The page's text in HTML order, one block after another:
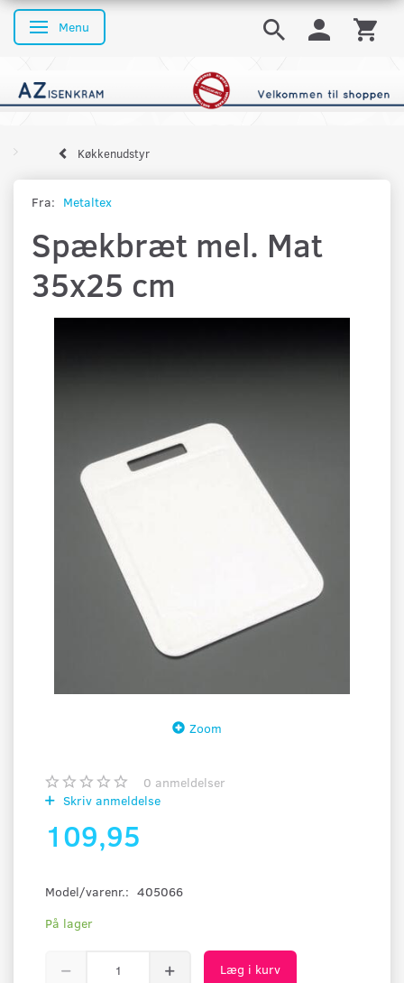
Skifte navigation
Menu
Køkkenudstyr
Fra: Metaltex
Spækbræt mel. Mat
35x25 cm
Zoom
0 anmeldelser
Skriv anmeldelse
109,95
Model/varenr.: 405066
På lager
Læg i kurv